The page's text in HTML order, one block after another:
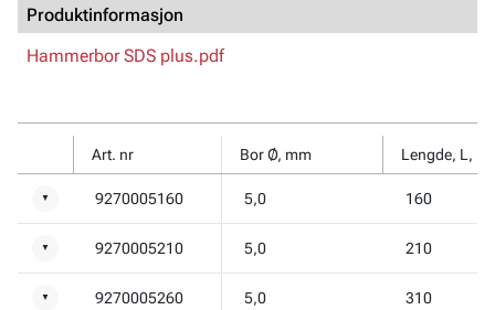
Produktinformasjon
Hammerbor SDS plus.pdf
Art. nr Bor Ø, mm Lengde, L,
▼ 9270005160 5,0 160
▼ 9270005210 5,0 210
▼ 9270005260 5,0 310